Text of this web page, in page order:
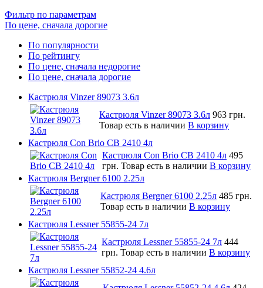
Фильтр по параметрам
По цене, сначала дорогие
По популярности
По рейтингу
По цене, сначала недорогие
По цене, сначала дорогие
Кастрюля Vinzer 89073 3.6л
Кастрюля Vinzer 89073 3.6л 963 грн.
Товар есть в наличии В корзину
Кастрюля Con Brio CB 2410 4л
Кастрюля Con Brio CB 2410 4л 495
грн. Товар есть в наличии В корзину
Кастрюля Bergner 6100 2.25л
Кастрюля Bergner 6100 2.25л 485 грн.
Товар есть в наличии В корзину
Кастрюля Lessner 55855-24 7л
Кастрюля Lessner 55855-24 7л 444
грн. Товар есть в наличии В корзину
Кастрюля Lessner 55852-24 4.6л